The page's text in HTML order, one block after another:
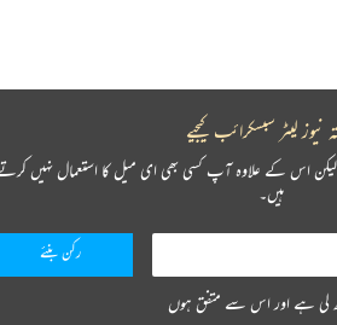
نیوز لیٹر سبسکرائب کیجیے
اس کے علاوہ آپ کسی بھی ای میل کا استعمال نہیں
ہیں۔
لی ہے اور اس سے متفق ہوں